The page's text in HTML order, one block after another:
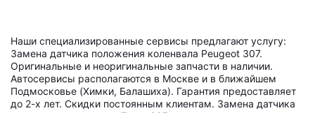
Наши специализированные сервисы предлагают услугу:
Замена датчика положения коленвала Peugeot 307.
Оригинальные и неоригинальные запчасти в наличии.
Автосервисы располагаются в Москве и в ближайшем
Подмосковье (Химки, Балашиха). Гарантия предоставляет
до 2-х лет. Скидки постоянным клиентам. Замена датчика